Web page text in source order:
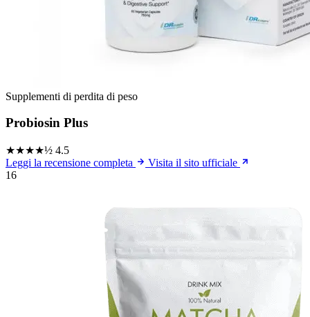
Supplementi di perdita di peso
Probiosin Plus
★★★★½ 4.5
Leggi la recensione completa
Visita il sito ufficiale
16